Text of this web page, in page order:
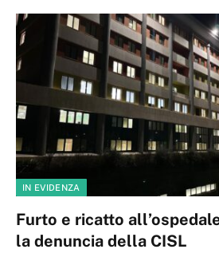
IN EVIDENZA
Furto e ricatto
la denuncia della CISL